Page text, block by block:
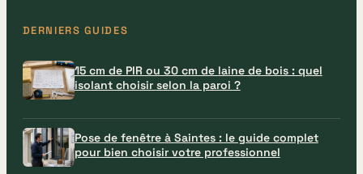
DERNIERS GUIDES
15 cm de PIR ou 30 cm de laine de bois : quel
isolant choisir selon la paroi ?
Pose de fenêtre à Saintes : le guide complet
pour bien choisir votre professionnel